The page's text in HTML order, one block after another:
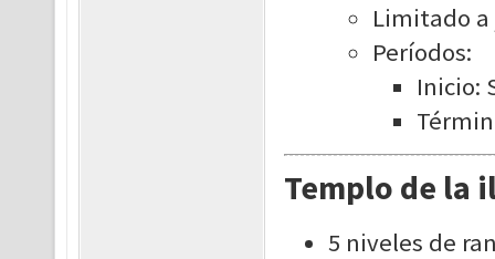
Limitado a
Períodos:
Inicio:
Templo de la
5 niveles de